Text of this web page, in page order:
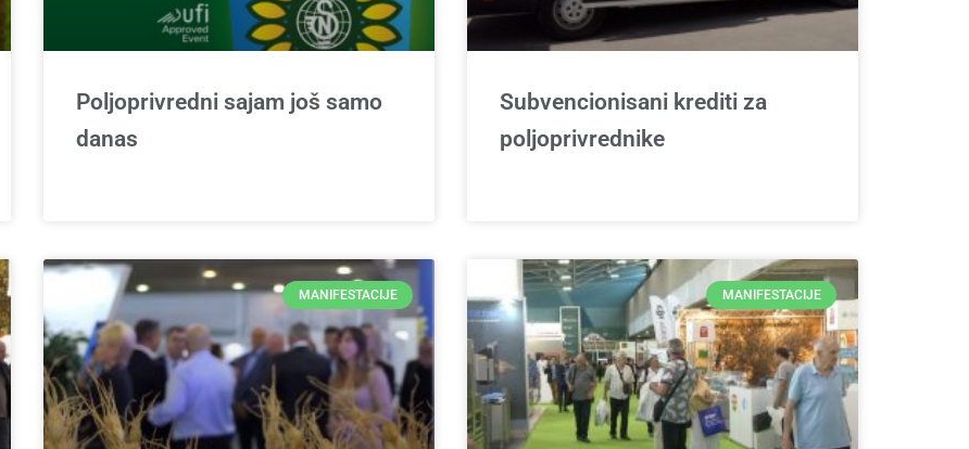
Poljoprivredni sajam još samo
danas
Subvencionisani krediti za
poljoprivrednike
MANIFESTACIJE MANIFESTACIJE